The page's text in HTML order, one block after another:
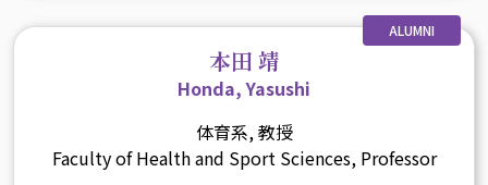
ALUMNI
本田 靖
Honda, Yasushi
体育系, 教授
Faculty of Health and Sport Sciences, Professor